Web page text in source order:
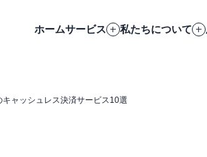
ホームサービス 私たちについて
ャッシュレス決済サービス10選